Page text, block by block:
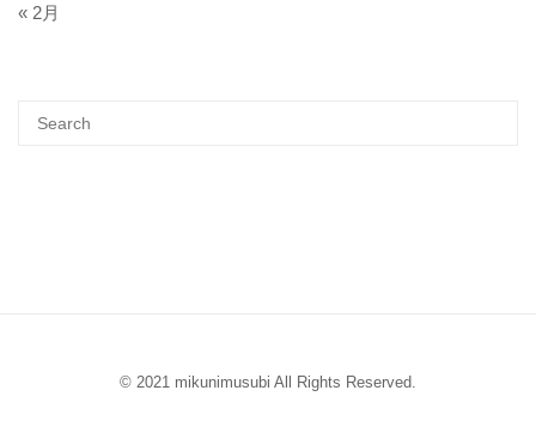
« 2月
© 2021 mikunimusubi All Rights Reserved.